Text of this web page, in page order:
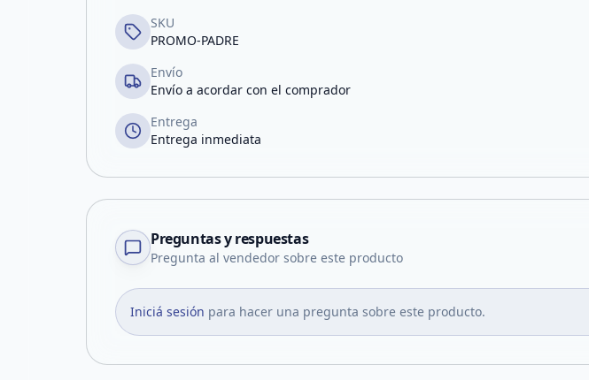
SKU
PROMO-PADRE
Envío
Envío a acordar con el comprador
Entrega
Entrega inmediata
Preguntas y respuestas
Pregunta al vendedor sobre este producto
Iniciá sesión para hacer una pregunta sobre este producto.